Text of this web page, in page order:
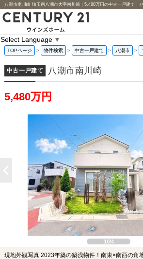
八潮市南川崎 埼玉県八潮市大字南川崎｜5,480万円の中古一戸建て｜
Select Language ▼
TOPページ > 物件検索 > 中古一戸建て > 八潮市 >
中古一戸建て 八潮市南川崎
5,480万円
1/24
現地外観写真 2023年築の築浅物件！南東×南西の角